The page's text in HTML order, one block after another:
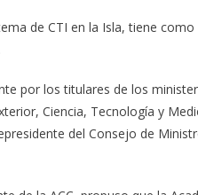
de CTI en la Isla, tiene
por los titulares de los
Ciencia, Tecnología y
del Consejo de